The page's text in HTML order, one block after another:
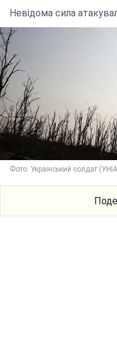
Невідома сила
Фото: Український солдат